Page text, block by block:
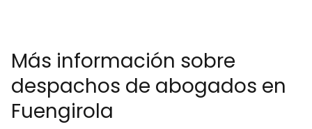
Más información sobre
despachos de abogados en
Fuengirola